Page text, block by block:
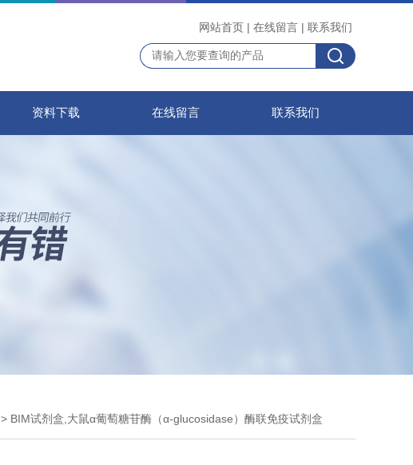
网站首页 | 在线留言 | 联系我们
资料下载 在线留言 联系我们
> BIM试剂盒,大鼠α葡萄糖苷酶（α-glucosidase）酶联免疫试剂盒